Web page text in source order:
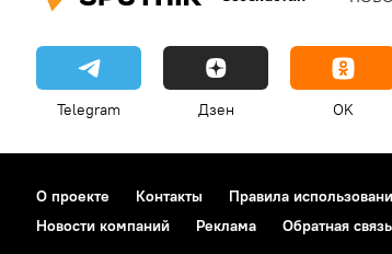
Telegram Дзен OK
О проекте Контакты Правила
Новости компаний
Реклама Обратная связь